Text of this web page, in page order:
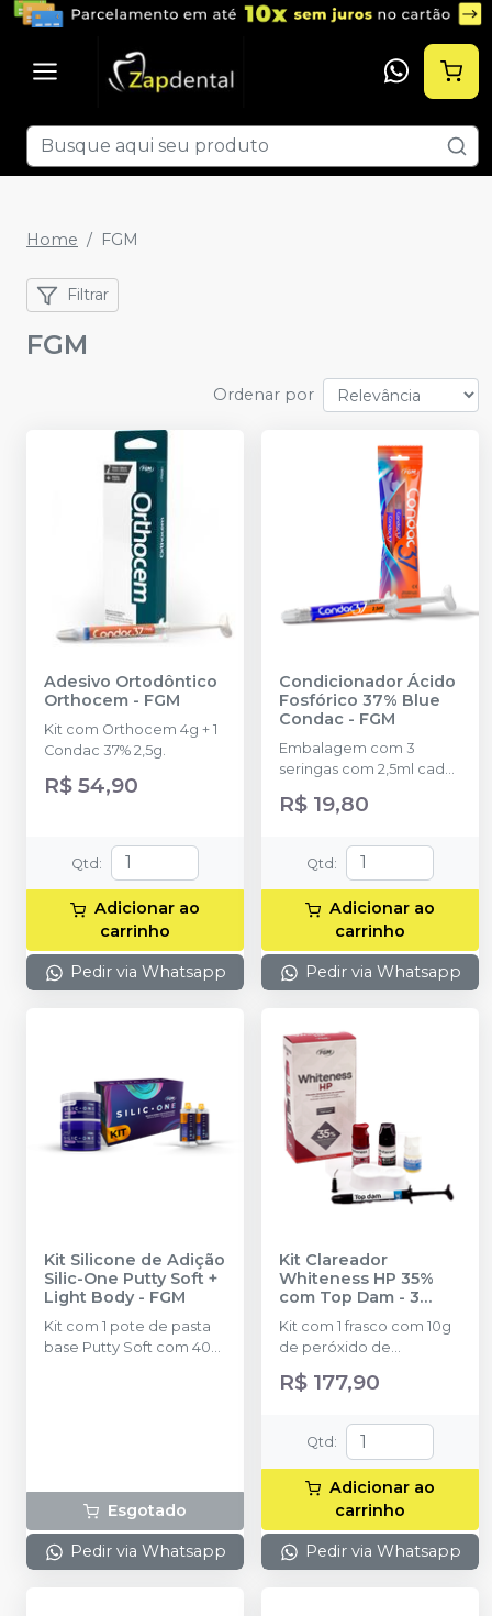
Home FGM
Filtrar
FGM
Ordenar por
Adesivo Ortodôntico
Orthocem - FGM
Kit com Orthocem 4g + 1
Condac 37% 2,5g.
R$ 54,90
Qtd :
Adicionar ao
carrinho
Pedir via Whatsapp
Condicionador Ácido
Fosfórico 37% Blue
Condac - FGM
Embalagem com 3
seringas com 2,5ml cada
uma e 3 ponteiras para
aplicação.
R$ 19,80
Qtd :
Adicionar ao
carrinho
Pedir via Whatsapp
Kit Silicone de Adição
Silic-One Putty Soft +
Light Body- FGM
Kit com 1 pote de pasta
base Putty Soft com 400
colheres dosadoras.
Esgotado
Pedir via Whatsapp
Kit Clareador
Whiteness HP 35%
com Top Dam - 3
Pacientes
Kit com 1 frasco com 10g
de peróxido de
hidrogênio concentrado
+ 1 frasco com 5g de
com 2g de solução
Neutralize (neutralizante
de peróxidos) + 1
espátula e uma placa
para preparo do gel e 1
Top Dam com 2g.
R$ 177,90
Qtd :
Adicionar ao
carrinho
Pedir via Whatsapp